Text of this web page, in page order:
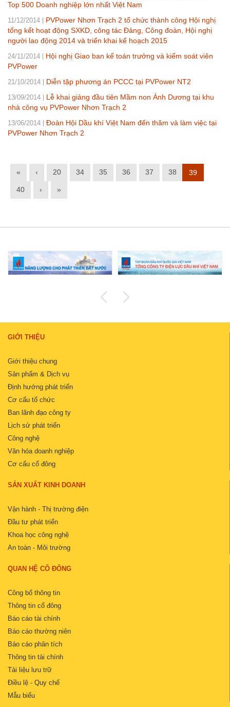
Top 500 Doanh nghiệp lớn nhất Việt Nam
11/12/2014
PVPower Nhơn Trạch 2 tổ chức thành công Hội nghị
tổng kết hoạt động SXKD, công tác Đảng, Công đoàn, Hội nghị
người lao động 2014 và triển khai kế hoạch 2015
24/11/2014
Hội nghị Giao ban kế toán trưởng và kiểm soát viên
PVPower
21/10/2014 Diễn tập phương án PCCC tại PVPower NT2
13/09/2014
Lễ khai giảng đầu tiên Mầm non Ánh Dương tại khu
nhà công vụ PVPower Nhơn Trạch 2
13/06/2014
Đoàn Hội Dầu khí Việt Nam đến thăm và làm việc tại
PVPower Nhơn Trạch 2
« ‹ 20 34 35 36 37 38 39
40 › »
GIỚI THIỆU
Giới thiệu chung
Sản phẩm & Dịch vụ
Định hướng phát triển
Cơ cấu tổ chức
Ban lãnh đạo công ty
Lịch sử phát triển
Công nghệ
Văn hóa doanh nghiệp
Cơ cấu cổ đông
SẢN XUẤT KINH DOANH
Vận hành - Thị trường điện
Đầu tư phát triển
Khoa học công nghệ
An toàn - Môi trường
QUAN HỆ CỔ ĐÔNG
Công bố thông tin
Thông tin cổ đông
Báo cáo tài chính
Báo cáo thường niên
Báo cáo phân tích
Thông tin tài chính
Tài liệu lưu trữ
Điều lệ - Quy chế
Mẫu biểu